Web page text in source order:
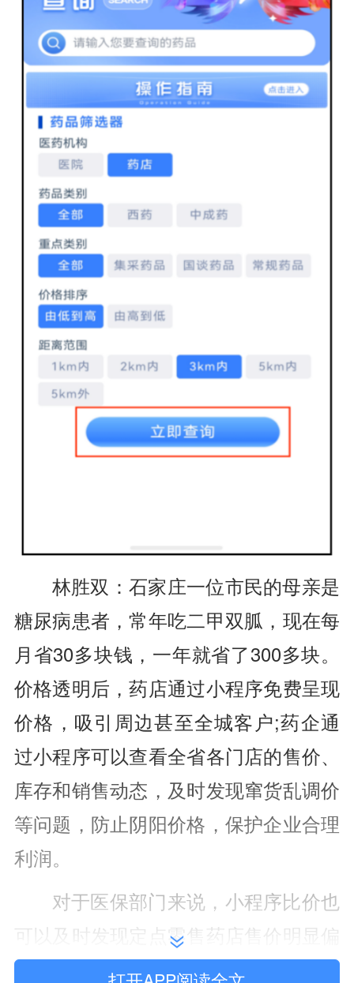
林胜双：石家庄一位市民的母亲是
糖尿病患者，常年吃二甲双胍，现在每
月省30多块钱，一年就省了300多块。
价格透明后，药店通过小程序免费呈现
价格，吸引周边甚至全城客户;药企通
过小程序可以查看全省各门店的售价、
库存和销售动态，及时发现窜货乱调价
等问题，防止阴阳价格，保护企业合理
利润。
对于医保部门来说，小程序比价也
可以及时发现定点零售药店售价明显偏
离合理区间的情况。山东省医保局价格